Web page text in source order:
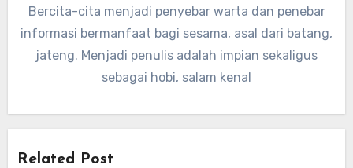
Bercita-cita menjadi penyebar warta dan penebar
informasi bermanfaat bagi sesama, asal dari batang,
jateng. Menjadi penulis adalah impian sekaligus
sebagai hobi, salam kenal
Related Post